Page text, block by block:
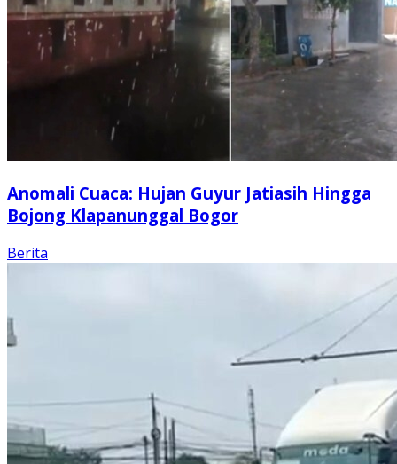
Anomali Cuaca: Hujan Guyur Jatiasih Hingga
Bojong Klapanunggal Bogor
Berita